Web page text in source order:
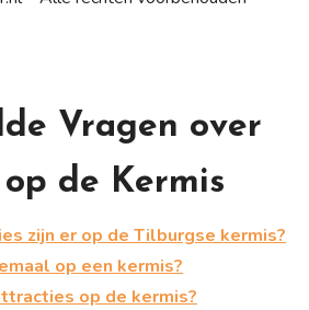
Vragen over
de Kermis
zijn er op de Tilburgse kermis?
op een kermis?
op de kermis?